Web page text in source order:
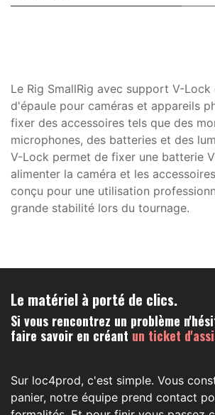
Le Rig SmallRig avec support V-
d'épaule pour caméras et appareils
fixer des accessoires tels que des
microphones, des batteries et des
V-Lock permet de fixer une batterie
alimenter la caméra et les
conçu pour une utilisation
grande stabilité lors du tournage.
Le matériel à porté de clics.
Si vous rencontrez un problème
faire savoir en créant un ticket
Sur loc4prod, c'est simple. Vous
panier, notre équipe prend contact